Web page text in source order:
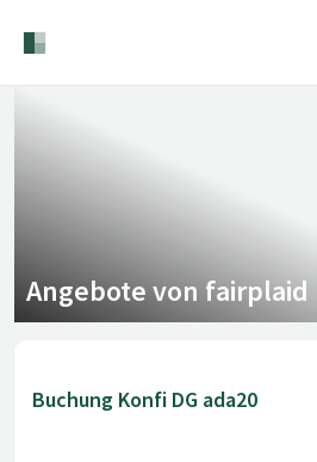
Angebote von fairplaid
Buchung Konfi DG ada20